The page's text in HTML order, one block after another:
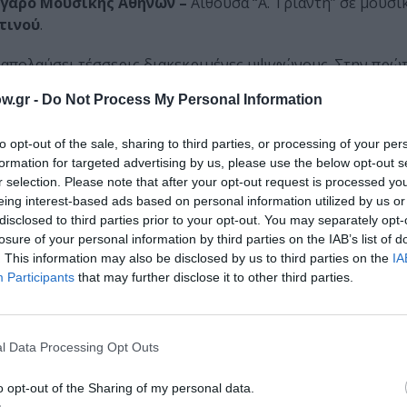
- Do Not Process My Personal Information
opt-out of the sale, sharing to third parties, or processing of your
for targeted advertising by us, please use the below opt-out
selection. Please note that after your opt-out request is processed
interest-based ads based on personal information utilized by us
to third parties prior to your opt-out. You may separately
of your personal information by third parties on the IAB’s list of
This information may also be disclosed by us to third parties on the
Participants that may further disclose it to other third parties.
Data Processing Opt Outs
opt-out of the Sharing of my personal data.
.
τέσσερις διακεκριμένες υψιφώνους. Στην
, η οποία έχει ερμηνεύσει τον ρόλο στα
ηΈλενα Μόζουκ, η οποία διαπρέπει τα τελευταία
τις εμφανίσεις της. Η Μόζουκ έχει ερμηνεύσει με
της Βαρκελώνης, στην Γερμανική Όπερα του
οι διακεκριμένες υψίφωνοι της ΕΛΣΜαρία
Αντώνης Κορωναίος, Δημήτρης Τηλιακός,
εξαιρετική διανομή.
Ρομαντισμού, γεννήθηκε στο Λε Ρόνκολε της βόρειας
επαρχιακό Μπουσσέτο και στη συνέχεια στο Μιλάνο.